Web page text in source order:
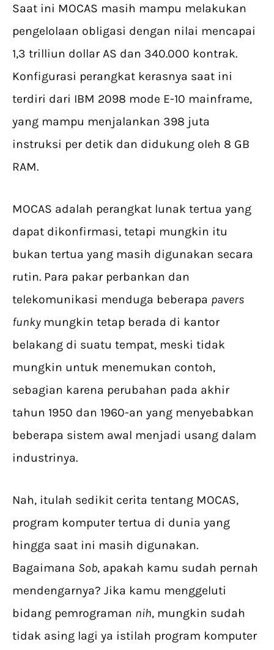
Saat ini MOCAS masih mampu melakukan
pengelolaan obligasi dengan nilai mencapai
1,3 trilliun dollar AS dan 340.000 kontrak.
Konfigurasi perangkat kerasnya saat ini
terdiri dari IBM 2098 mode E-10 mainframe,
yang mampu menjalankan 398 juta
instruksi per detik dan didukung oleh 8 GB
RAM.
MOCAS adalah perangkat lunak tertua yang
dapat dikonfirmasi, tetapi mungkin itu
bukan tertua yang masih digunakan secara
rutin. Para pakar perbankan dan
telekomunikasi menduga beberapa pavers
funky mungkin tetap berada di kantor
belakang di suatu tempat, meski tidak
mungkin untuk menemukan contoh,
sebagian karena perubahan pada akhir
tahun 1950 dan 1960-an yang menyebabkan
beberapa sistem awal menjadi usang dalam
industrinya.
Nah, itulah sedikit cerita tentang MOCAS,
program komputer tertua di dunia yang
hingga saat ini masih digunakan.
Bagaimana Sob, apakah kamu sudah pernah
mendengarnya? Jika kamu menggeluti
bidang pemrograman nih, mungkin sudah
tidak asing lagi ya istilah program komputer